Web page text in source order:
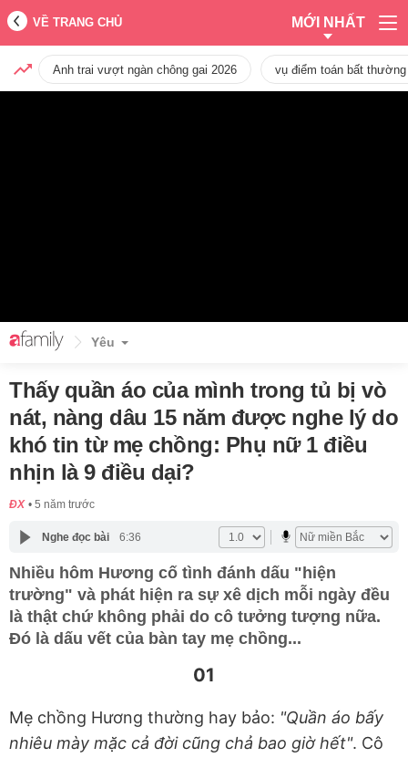
VỀ TRANG CHỦ MỚI NHẤT
Anh trai vượt ngàn chông gai 2026 vụ điểm toán bất
Yêu
Thấy quần áo của mình trong tủ bị vò
nát, nàng dâu 15 năm được nghe lý do
khó tin từ mẹ chồng: Phụ nữ 1 điều
nhịn là 9 điều dại?
ĐX 5 năm trước
Nghe đọc bài 6:36
Nhiều hôm Hương cố tình đánh dấu "hiện
trường" và phát hiện ra sự xê dịch mỗi ngày đều
là thật chứ không phải do cô tưởng tượng nữa.
Đó là dấu vết của bàn tay mẹ chồng...
01
Mẹ chồng Hương thường hay bảo: "Quần áo bấy
nhiêu mày mặc cả đời cũng chả bao giờ hết". Cô